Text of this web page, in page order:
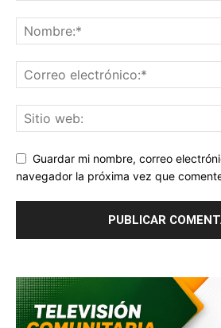
Guardar mi nombre, correo
navegador la próxima vez que